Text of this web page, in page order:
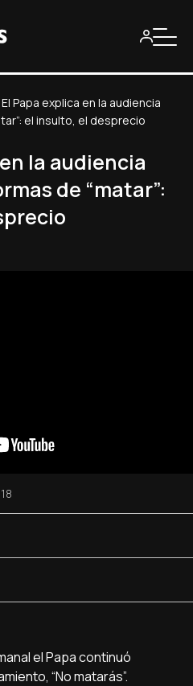
El Papa explica en la audiencia
el insulto, el desprecio
la audiencia
de “matar”:
el Papa continuó
“No matarás”.